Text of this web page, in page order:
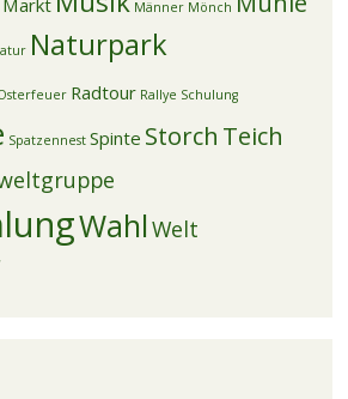
Markt Männer Mönch
Naturpark
Radtour Rallye Schulung
Spatzennest Spinte Storch Teich
Wahl Welt